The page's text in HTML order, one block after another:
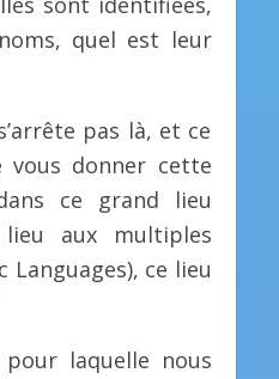
quel est leur
pas là, et ce
vous donner cette
ce grand lieu
lieu aux multiples
Languages), ce lieu
laquelle nous